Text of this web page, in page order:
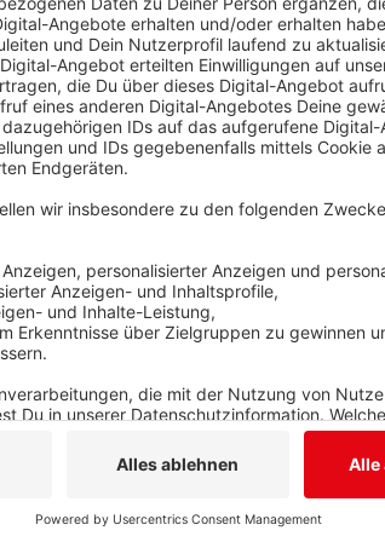
Zukünftig werden auch die Fakultät I – das
- Bildung, Architektur, Künste - in Siegens
Unteres Schloss Nord im vorderen Teil der
Schloss Süd im Areal Häutebachweg/
Hochschuleinrichtungen in der Innenstadt
Anzeige